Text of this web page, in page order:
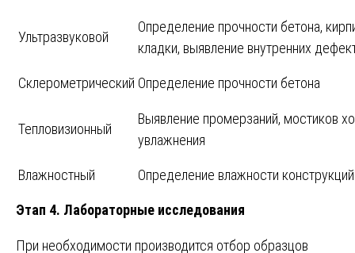
Ультразвуковой
Определение прочности бетона,
кладки, выявление внутренних
Склерометрический Определение прочности бетона
Тепловизионный
Выявление промерзаний, мостиков
увлажнения
Влажностный Определение влажности конструкций
Этап 4. Лабораторные исследования
При необходимости производится отбор образцов